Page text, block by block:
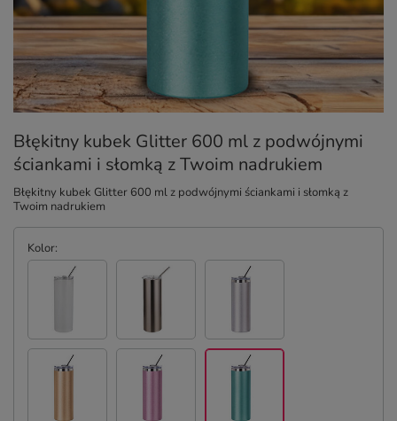
Błękitny kubek Glitter 600 ml z podwójnymi
ściankami i słomką z Twoim nadrukiem
Błękitny kubek Glitter 600 ml z podwójnymi ściankami i słomką z
Twoim nadrukiem
Kolor